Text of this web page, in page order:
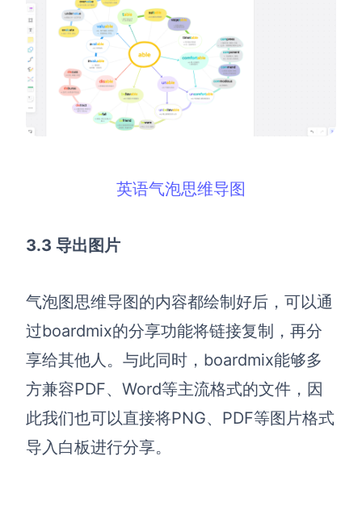
英语气泡思维导图
3.3 导出图片
气泡图思维导图的内容都绘制好后，可以通
过boardmix的分享功能将链接复制，再分
享给其他人。与此同时，boardmix能够多
方兼容PDF、Word等主流格式的文件，因
此我们也可以直接将PNG、PDF等图片格式
导入白板进行分享。